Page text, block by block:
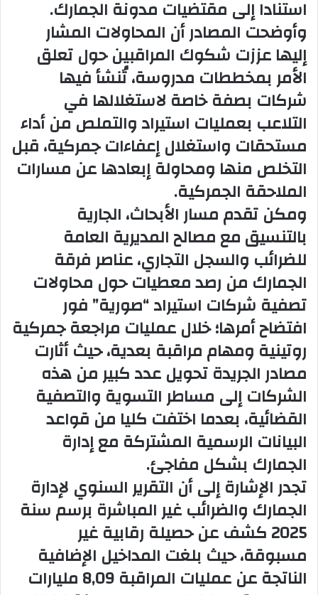
استنادا إلى مقتضيات مدونة الجمارك.
وأوضحت المصادر أن المحاولات المشار
إليها عززت شكوك المراقبين حول تعلق
الأمر بمخططات مدروسة، تُنشأ فيها
شركات بصفة خاصة لاستغلالها في
التلاعب بعمليات استيراد والتملص من أداء
مستحقات واستغلال إعفاءات جمركية، قبل
التخلص منها ومحاولة إبعادها عن مسارات
الملاحقة الجمركية.
ومكن تقدم مسار الأبحاث، الجارية
بالتنسيق مع مصالح المديرية العامة
للضرائب والسجل التجاري، عناصر فرقة
الجمارك من رصد معطيات حول محاولات
تصفية شركات استيراد “صورية” فور
افتضاح أمرها؛ خلال عمليات مراجعة جمركية
روتينية ومهام مراقبة بعدية، حيث أثارت
مصادر الجريدة تحويل عدد كبير من هذه
الشركات إلى مساطر التسوية والتصفية
القضائية، بعدما اختفت كليا من قواعد
البيانات الرسمية المشتركة مع إدارة
الجمارك بشكل مفاجئ.
تجدر الإشارة إلى أن التقرير السنوي لإدارة
الجمارك والضرائب غير المباشرة برسم سنة
2025 كشف عن حصيلة رقابية غير
مسبوقة، حيث بلغت المداخيل الإضافية
الناتجة عن عمليات المراقبة 8,09 مليارات